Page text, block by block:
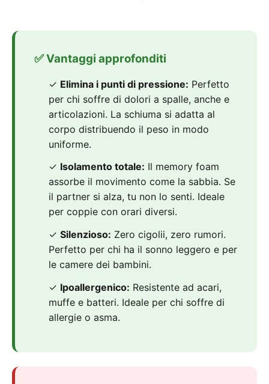
✅ Vantaggi approfonditi
✓ Elimina i punti di pressione: Perfetto
per chi soffre di dolori a spalle, anche e
articolazioni. La schiuma si adatta al
corpo distribuendo il peso in modo
uniforme.
✓ Isolamento totale: Il memory foam
assorbe il movimento come la sabbia. Se
il partner si alza, tu non lo senti. Ideale
per coppie con orari diversi.
✓ Silenzioso: Zero cigolii, zero rumori.
Perfetto per chi ha il sonno leggero e per
le camere dei bambini.
✓ Ipoallergenico: Resistente ad acari,
muffe e batteri. Ideale per chi soffre di
allergie o asma.